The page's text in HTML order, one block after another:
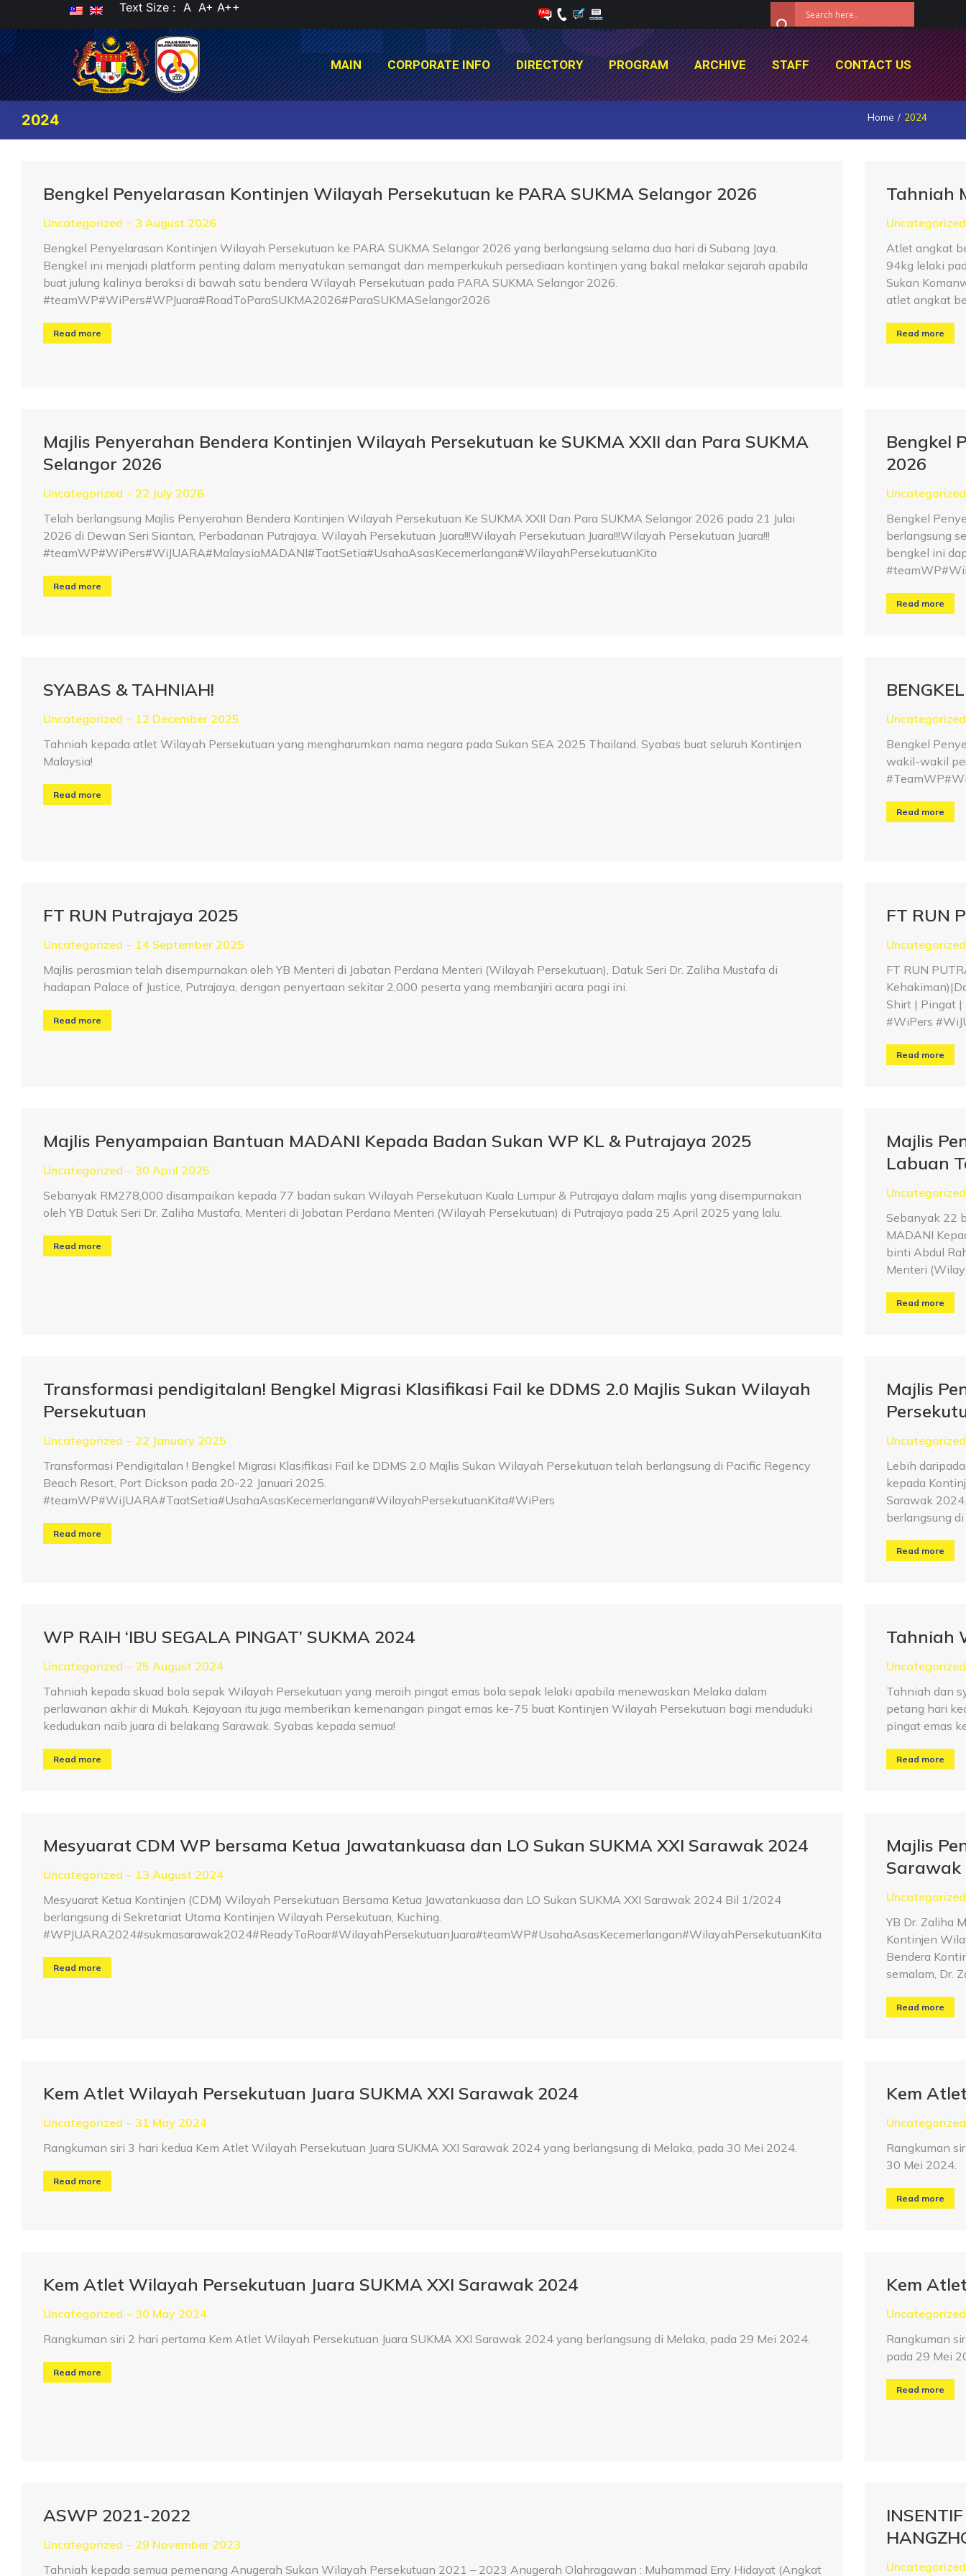
Text Size : A A+ A++
MAIN CORPORATE INFO DIRECTORY PROGRAM ARCHIVE STAFF CONTACT US
2024 Home 2024
Bengkel Penyelarasan Kontinjen Wilayah Persekutuan ke PARA SUKMA Selangor 2026
Uncategorized
3 August 2026
Bengkel Penyelarasan Kontinjen Wilayah Persekutuan ke PARA SUKMA Selangor 2026 yang berlangsung selama dua hari di Subang Jaya.
Bengkel ini menjadi platform penting dalam menyatukan semangat dan memperkukuh persediaan kontinjen yang bakal melakar sejarah apabila
buat julung kalinya beraksi di bawah satu bendera Wilayah Persekutuan pada PARA SUKMA Selangor 2026.
#teamWP#WiPers#WPJuara#RoadToParaSUKMA2026#ParaSUKMASelangor2026
Read more
Tahniah
Uncategorized
Atlet angkat
94kg lelaki
Sukan
atlet angkat
Read more
Majlis Penyerahan Bendera Kontinjen Wilayah Persekutuan ke SUKMA XXII dan Para SUKMA
Selangor 2026
Uncategorized
22 July 2026
Telah berlangsung Majlis Penyerahan Bendera Kontinjen Wilayah Persekutuan Ke SUKMA XXII Dan Para SUKMA Selangor 2026 pada 21 Julai
2026 di Dewan Seri Siantan, Perbadanan Putrajaya. Wilayah Persekutuan Juara!!!Wilayah Persekutuan Juara!!!Wilayah Persekutuan Juara!!!
#teamWP#WiPers#WiJUARA#MalaysiaMADANI#TaatSetia#UsahaAsasKecemerlangan#WilayahPersekutuanKita
Read more
Bengkel
2026
Uncategorized
Bengkel
berlangsung
bengkel ini
Read more
SYABAS & TAHNIAH!
Uncategorized
12 December 2025
Tahniah kepada atlet Wilayah Persekutuan yang mengharumkan nama negara pada Sukan SEA 2025 Thailand. Syabas buat seluruh Kontinjen
Malaysia!
Read more
Uncategorized
Bengkel
wakil-wakil
Read more
FT RUN Putrajaya 2025
Uncategorized
14 September 2025
Majlis perasmian telah disempurnakan oleh YB Menteri di Jabatan Perdana Menteri (Wilayah Persekutuan), Datuk Seri Dr. Zaliha Mustafa di
hadapan Palace of Justice, Putrajaya, dengan penyertaan sekitar 2,000 peserta yang membanjiri acara pagi ini.
Read more
FT RUN
Uncategorized
FT RUN
Shirt | Pingat |
#WiPers
Read more
Majlis Penyampaian Bantuan MADANI Kepada Badan Sukan WP KL & Putrajaya 2025
Uncategorized
30 April 2025
Sebanyak RM278,000 disampaikan kepada 77 badan sukan Wilayah Persekutuan Kuala Lumpur & Putrajaya dalam majlis yang disempurnakan
oleh YB Datuk Seri Dr. Zaliha Mustafa, Menteri di Jabatan Perdana Menteri (Wilayah Persekutuan) di Putrajaya pada 25 April 2025 yang lalu.
Read more
Majlis
Labuan
Uncategorized
Sebanyak 22
MADANI
binti Abdul
Menteri
Read more
Transformasi pendigitalan! Bengkel Migrasi Klasifikasi Fail ke DDMS 2.0 Majlis Sukan Wilayah
Persekutuan
Uncategorized
22 January 2025
Transformasi Pendigitalan ! Bengkel Migrasi Klasifikasi Fail ke DDMS 2.0 Majlis Sukan Wilayah Persekutuan telah berlangsung di Pacific Regency
Beach Resort, Port Dickson pada 20-22 Januari 2025.
#teamWP#WiJUARA#TaatSetia#UsahaAsasKecemerlangan#WilayahPersekutuanKita#WiPers
Read more
Majlis
Uncategorized
Lebih
kepada
Sarawak
berlangsung
Read more
WP RAIH ‘IBU SEGALA PINGAT’ SUKMA 2024
Uncategorized
25 August 2024
Tahniah kepada skuad bola sepak Wilayah Persekutuan yang meraih pingat emas bola sepak lelaki apabila menewaskan Melaka dalam
perlawanan akhir di Mukah. Kejayaan itu juga memberikan kemenangan pingat emas ke-75 buat Kontinjen Wilayah Persekutuan bagi menduduki
kedudukan naib juara di belakang Sarawak. Syabas kepada semua!
Read more
Tahniah
Uncategorized
Tahniah dan
petang hari
pingat emas
Read more
Mesyuarat CDM WP bersama Ketua Jawatankuasa dan LO Sukan SUKMA XXI Sarawak 2024
Uncategorized
13 August 2024
Mesyuarat Ketua Kontinjen (CDM) Wilayah Persekutuan Bersama Ketua Jawatankuasa dan LO Sukan SUKMA XXI Sarawak 2024 Bil 1/2024
berlangsung di Sekretariat Utama Kontinjen Wilayah Persekutuan, Kuching.
#WPJUARA2024#sukmasarawak2024#ReadyToRoar#WilayahPersekutuanJuara#teamWP#UsahaAsasKecemerlangan#WilayahPersekutuanKita
Read more
Majlis
Sarawak
Uncategorized
YB Dr. Zaliha
Kontinjen
Bendera
semalam, Dr.
Read more
Kem Atlet Wilayah Persekutuan Juara SUKMA XXI Sarawak 2024
Uncategorized
31 May 2024
Rangkuman siri 3 hari kedua Kem Atlet Wilayah Persekutuan Juara SUKMA XXI Sarawak 2024 yang berlangsung di Melaka, pada 30 Mei 2024.
Read more
Kem
Uncategorized
Rangkuman
30 Mei 2024.
Read more
Kem Atlet Wilayah Persekutuan Juara SUKMA XXI Sarawak 2024
Uncategorized
30 May 2024
Rangkuman siri 2 hari pertama Kem Atlet Wilayah Persekutuan Juara SUKMA XXI Sarawak 2024 yang berlangsung di Melaka, pada 29 Mei 2024.
Read more
Kem
Uncategorized
Rangkuman
pada 29 Mei
Read more
ASWP 2021-2022
Uncategorized
29 November 2023
Tahniah kepada semua pemenang Anugerah Sukan Wilayah Persekutuan 2021 – 2023 Anugerah Olahragawan : Muhammad Erry Hidayat (Angkat
Uncategorized
MAIN CORPORATE INFO DIRECTORY PROGRAM ARCHIVE STAFF CONTACT US